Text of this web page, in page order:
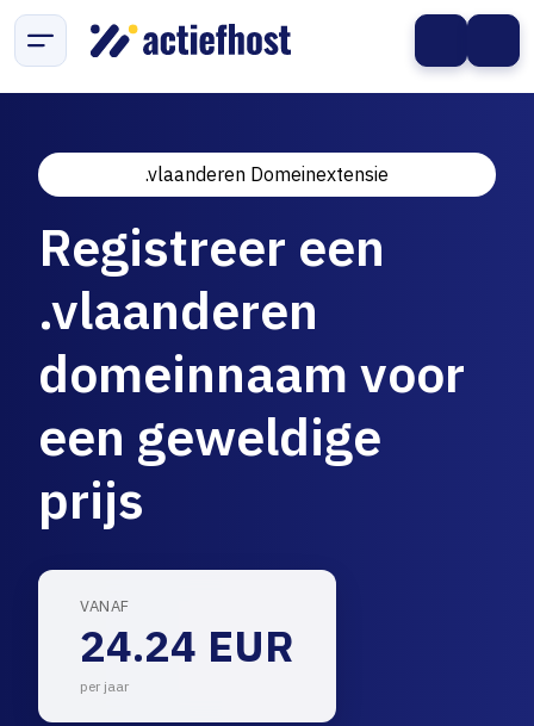
.vlaanderen Domeinextensie
Registreer een
.vlaanderen
domeinnaam voor
een geweldige
prijs
VANAF
24.24 EUR
per jaar